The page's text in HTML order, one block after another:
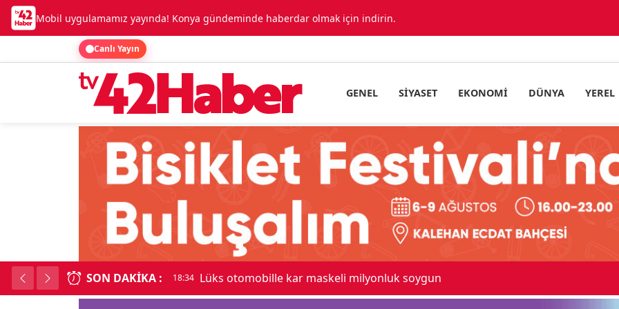
Mobil uygulamamız yayında! Konya gündeminde haberdar olmak için indirin.
Canlı Yayın
GENEL SIYASET EKONOMI DÜNYA YEREL
SON DAKIKA : 18:34 Kadınhanı'nda çok sayıda araç birbirine girdi